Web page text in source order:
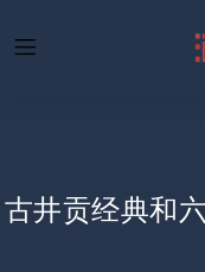
古井贡经典和